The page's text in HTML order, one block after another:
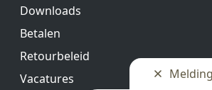
Downloads
Betalen
Retourbeleid
Vacatures